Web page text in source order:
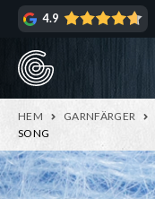
Hoppa
navigering
Hoppa
innehåll
4.9
HEM GARNFÄRGER
SONG